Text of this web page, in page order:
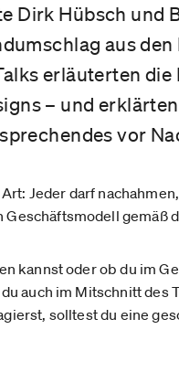
Dirk Hübsch und
aus
erläuterten
– und
vor
Jeder darf
Geschäftsmodell gemäß
kannst oder ob du im
auch im Mitschnitt des
solltest du eine